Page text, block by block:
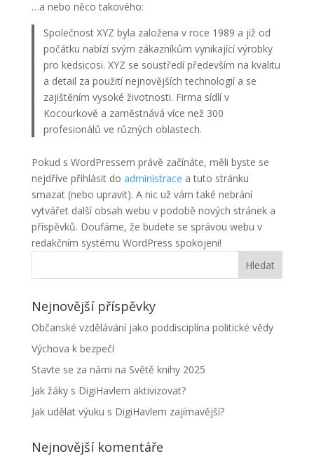
…a nebo něco takového:
Společnost XYZ byla založena v roce 1989 a již od
počátku nabízí svým zákazníkům vynikající výrobky
pro kedsicosi. XYZ se soustředí především na kvalitu
a detail za použití nejnovějších technologií a se
zajištěním vysoké životnosti. Firma sídlí v
Kocourkově a zaměstnává více než 300
profesionálů ve různých oblastech.
Pokud s WordPressem právě začínáte, měli byste se
nejdříve přihlásit do administrace a tuto stránku
smazat (nebo upravit). A nic už vám také nebrání
vytvářet další obsah webu v podobě nových stránek a
příspěvků. Doufáme, že budete se správou webu v
redakčním systému WordPress spokojeni!
Nejnovější příspěvky
Občanské vzdělávání jako poddisciplína politické vědy
Výchova k bezpečí
Stavte se za námi na Světě knihy 2025
Jak žáky s DigiHavlem aktivizovat?
Jak udělat výuku s DigiHavlem zajímavější?
Nejnovější komentáře